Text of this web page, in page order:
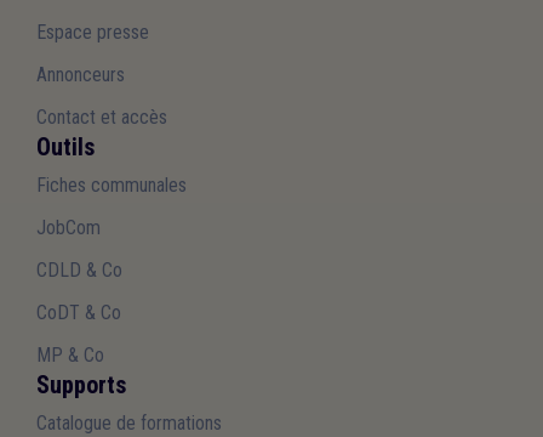
Espace presse
Annonceurs
Contact et accès
Outils
Fiches communales
JobCom
CDLD & Co
CoDT & Co
MP & Co
Supports
Catalogue de formations